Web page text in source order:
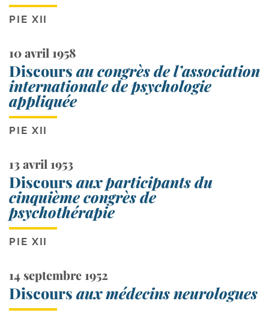
PIE XII
10 avril 1958
Discours au congrès de l’association
internationale de psychologie
appliquée
PIE XII
13 avril 1953
Discours aux participants du
cinquième congrès de
psychothérapie
PIE XII
14 septembre 1952
Discours aux médecins neurologues